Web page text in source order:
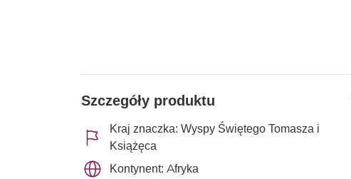
Szczegóły produktu
Kraj znaczka: Wyspy Świętego Tomasza i
Książęca
Kontynent: Afryka